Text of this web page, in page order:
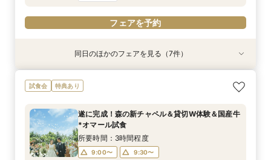
フェアを予約
特典あり 動画あり
8/22(土)
マイナビW予約限定！料理重視★必見【国産牛*
オマール海老*トリュフ】贅沢試食×貸切W
9:00〜
11:00〜
14:30〜
18:00〜
特典あり
8/22(土)
「即決ナシ」予算のリアル大公開！本番コーデ×
人気ドレス優待付
9:00〜
11:00〜
14:30〜
18:00〜
8/22(土)
【遠方の方◎オンライン相談会】スマホで簡単！
豪華5大特典付き
10:00〜
13:30〜
16:00〜
17:00〜
8/22(土)
不安解消★予算安心【シンプル婚・パパママ婚】
お見積りサポート相談会
9:00〜
11:00〜
14:30〜
18:00〜
8/22(土)
知りたい事だけ！60分でも可能【予算・雰囲
気・ドレスなど】何でも相談会
9:00〜
14:30〜
15:00〜
18:00〜
特典あり
8/22(土)
【大切な家族！ペットと一緒の結婚式】限定特典
♪ペットと相談会
9:00〜
11:00〜
14:30〜
18:00〜
特典あり
8/22(土)
【2名〜OK*送迎付きで安心】贅沢試食＆少人数
婚相談会
9:00〜
11:00〜
14:30〜
18:00〜
同日のほかのフェアを見る（7件）
試食会 特典あり
遂に完成！森の新チャペル＆貸切W体験＆国産牛
*オマール試食
所要時間：3時間程度
9:00〜
9:30〜